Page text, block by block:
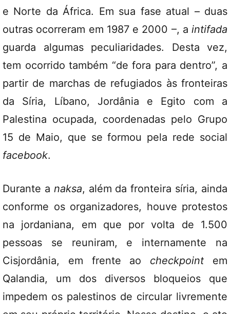
e Norte da África. Em sua fase atual – duas
outras ocorreram em 1987 e 2000 –, a intifada
guarda algumas peculiaridades. Desta vez,
tem ocorrido também “de fora para dentro”, a
partir de marchas de refugiados às fronteiras
da Síria, Líbano, Jordânia e Egito com a
Palestina ocupada, coordenadas pelo Grupo
15 de Maio, que se formou pela rede social
facebook.
Durante a naksa, além da fronteira síria, ainda
conforme os organizadores, houve protestos
na jordaniana, em que por volta de 1.500
pessoas se reuniram, e internamente na
Cisjordânia, em frente ao checkpoint em
Qalandia, um dos diversos bloqueios que
impedem os palestinos de circular livremente